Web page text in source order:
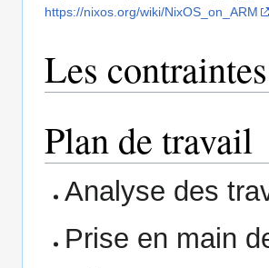
https://nixos.org/wiki/NixOS_on_ARM
Les
Plan de travail
Analyse des
Prise en main